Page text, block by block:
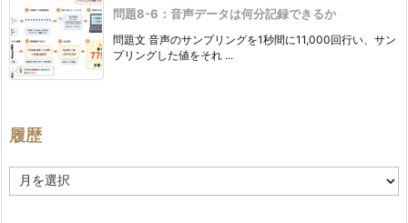
問題8-6：音声データは何分記録できるか
問題文 音声のサンプリングを1秒間に11,000回行い、サン
プリングした値をそれ ...
履歴
歴